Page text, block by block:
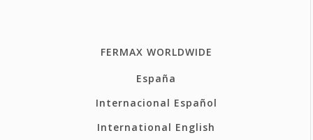
FERMAX WORLDWIDE
España
Internacional Español
International English